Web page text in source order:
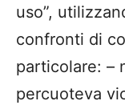
uso”,
confronti di
particolare: –
percuoteva